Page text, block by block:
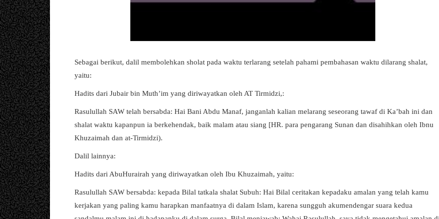
Sebagai berikut, dalil membolehkan sholat pada waktu terlarang setelah pahami pembahasan waktu dilarang shalat,
yaitu:
Hadits dari Jubair bin Muth’im yang diriwayatkan oleh AT Tirmidzi,:
Rasulullah SAW telah bersabda: Hai Bani Abdu Manaf, janganlah kalian melarang seseorang tawaf di Ka’bah ini dan
shalat waktu kapanpun ia berkehendak, baik malam atau siang [HR. para pengarang Sunan dan disahihkan oleh Ibnu
Khuzaimah dan at-Tirmidzi).
Dalil lainnya:
Hadits dari AbuHurairah yang diriwayatkan oleh Ibu Khuzaimah, yaitu:
Rasulullah SAW bersabda: kepada Bilal tatkala shalat Subuh: Hai Bilal ceritakan kepadaku amalan yang telah kamu
kerjakan yang paling kamu harapkan manfaatnya di dalam Islam, karena sungguh akumendengar suara kedua